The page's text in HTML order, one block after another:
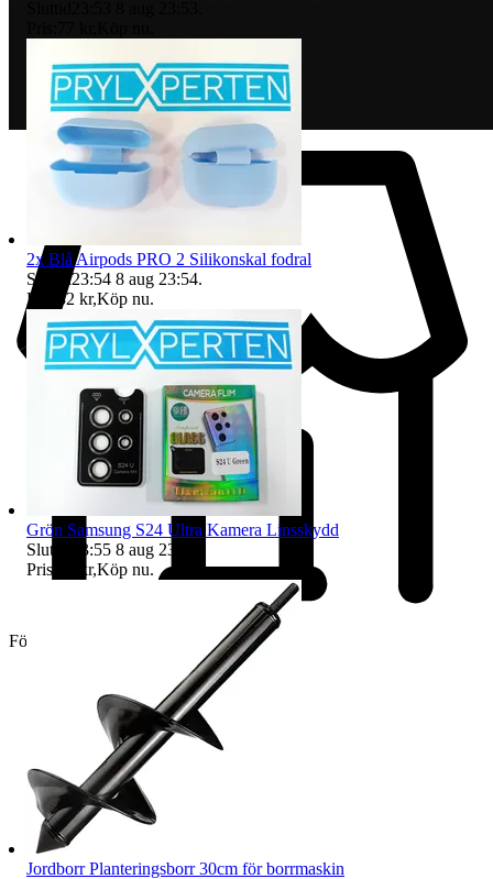
Företag
2x Blå Airpods PRO 2 Silikonskal fodral
Sluttid23:54 8 aug 23:54.
Pris:
32 kr,Köp nu.
Grön Samsung S24 Ultra Kamera Linsskydd
Sluttid
23:55 8 aug 23:55
Pris:
32 kr,Köp nu.
Jordborr Planteringsborr 30cm för borrmaskin